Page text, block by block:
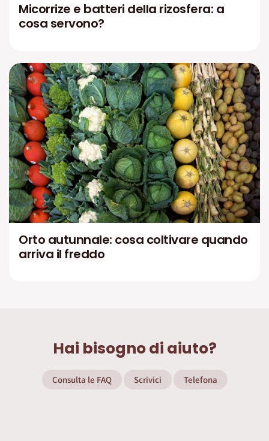
Micorrize e batteri della rizosfera: a
cosa servono?
Orto autunnale: cosa coltivare quando
arriva il freddo
Hai bisogno di aiuto?
Consulta le FAQ Scrivici Telefona